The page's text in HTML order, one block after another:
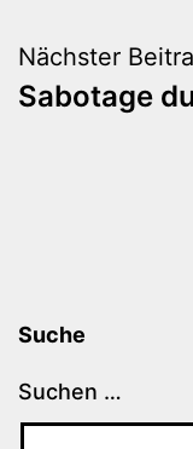
Nächster
Sabotage
Suche
Suchen …